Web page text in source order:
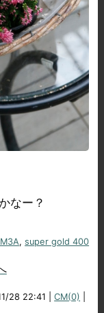
なー？
,super gold 400
28 22:41 |CM(0)